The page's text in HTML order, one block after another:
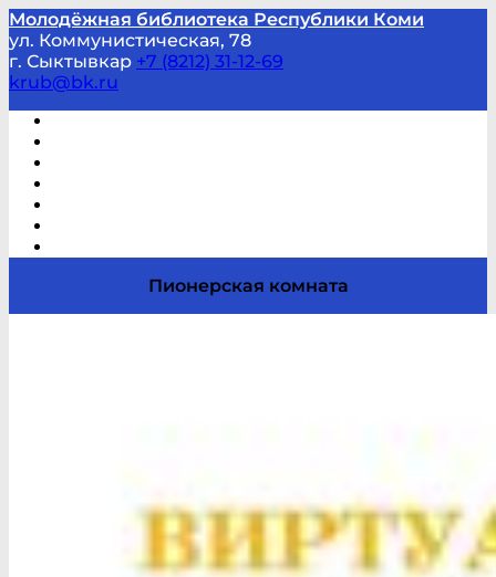
Молодёжная библиотека Республики Коми
ул. Коммунистическая, 78
г. Сыктывкар +7 (8212) 31-12-69
krub@bk.ru
Пионерская комната